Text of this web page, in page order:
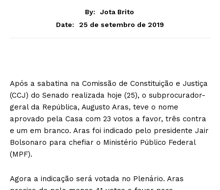
By:
Jota Brito
Date:
25 de setembro de 2019
Após a sabatina na Comissão de Constituição e Justiça
(CCJ) do Senado realizada hoje (25), o subprocurador-
geral da República, Augusto Aras, teve o nome
aprovado pela Casa com 23 votos a favor, três contra
e um em branco. Aras foi indicado pelo presidente Jair
Bolsonaro para chefiar o Ministério Público Federal
(MPF).
Agora a indicação será votada no Plenário. Aras